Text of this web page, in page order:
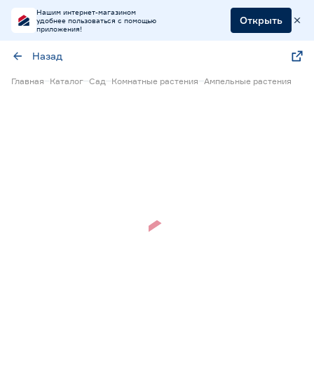
Нашим интернет-магазином
удобнее пользоваться с помощью
приложения!
Открыть
Назад
Главная Каталог Сад Комнатные растения Ампельные растения